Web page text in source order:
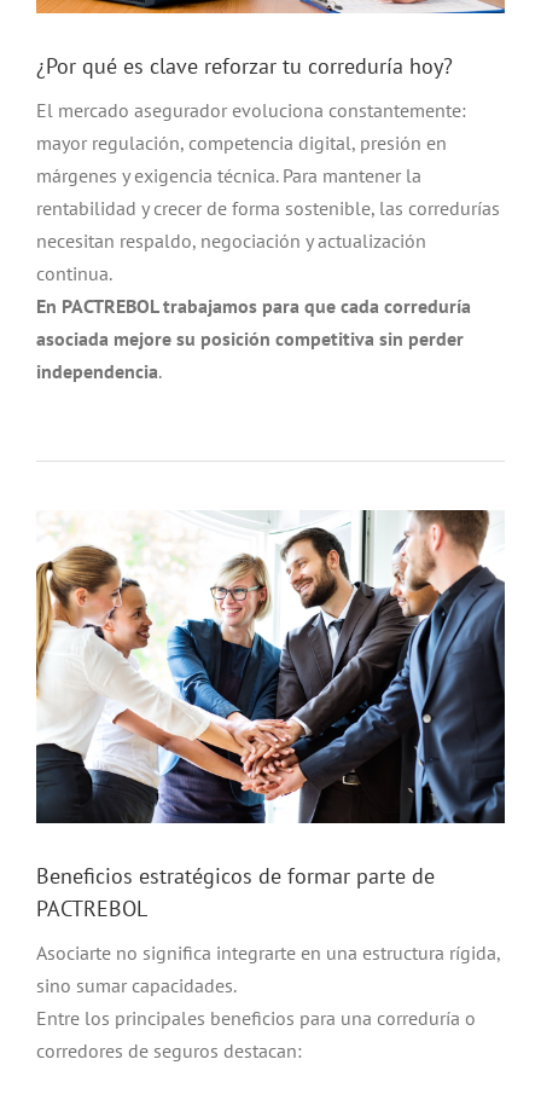
¿Por qué es clave reforzar tu correduría hoy?
El mercado asegurador evoluciona constantemente:
mayor regulación, competencia digital, presión en
márgenes y exigencia técnica. Para mantener la
rentabilidad y crecer de forma sostenible, las corredurías
necesitan respaldo, negociación y actualización
continua.
En PACTREBOL trabajamos para que cada correduría
asociada mejore su posición competitiva sin perder
independencia.
Beneficios estratégicos de formar parte de
PACTREBOL
Asociarte no significa integrarte en una estructura rígida,
sino sumar capacidades.
Entre los principales beneficios para una correduría o
corredores de seguros destacan: